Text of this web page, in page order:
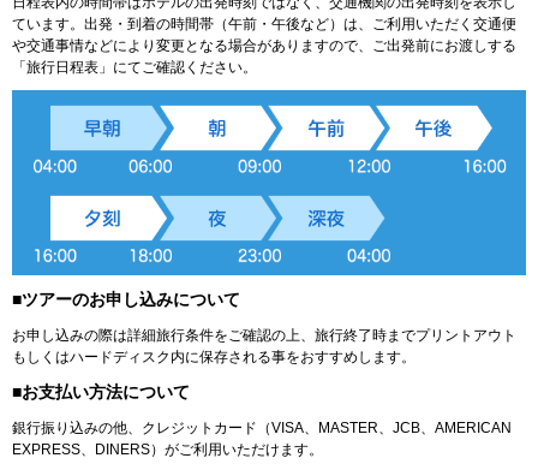
ています。出発・到着の時間帯（午前・午後など）は、ご利用いただく交通便
や交通事情などにより変更となる場合がありますので、ご出発前にお渡しする
「旅行日程表」にてご確認ください。
■ツアーのお申し込みについて
お申し込みの際は詳細旅行条件をご確認の上、旅行終了時までプリントアウト
もしくはハードディスク内に保存される事をおすすめします。
■お支払い方法について
銀行振り込みの他、クレジットカード（VISA、MASTER、JCB、AMERICAN
EXPRESS、DINERS）がご利用いただけます。